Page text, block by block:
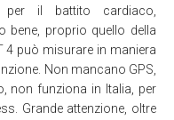
per il battito cardiaco,
bene, proprio quello della
4 può misurare in maniera
Non mancano GPS,
non funziona in Italia, per
Grande attenzione, oltre